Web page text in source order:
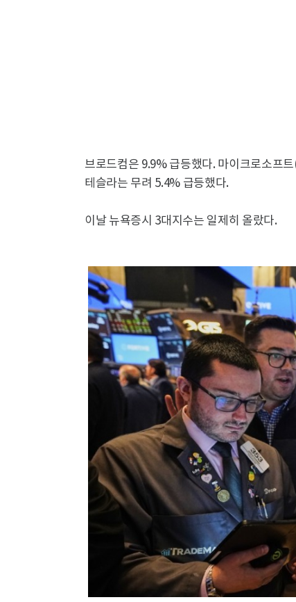
브로드컴은 9.9% 급등했다. 마이크로소프
테슬라는 무려 5.4% 급등했다.
이날 뉴욕증시 3대지수는 일제히 올랐다.